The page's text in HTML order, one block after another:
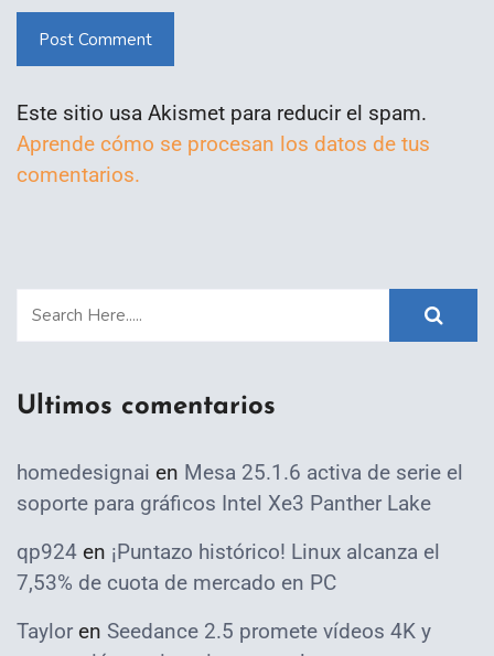
Post Comment
Este sitio usa Akismet para reducir el spam.
Aprende cómo se procesan los datos de tus
comentarios.
Ultimos comentarios
homedesignai en Mesa 25.1.6 activa de serie el
soporte para gráficos Intel Xe3 Panther Lake
qp924 en ¡Puntazo histórico! Linux alcanza el
7,53% de cuota de mercado en PC
Taylor en Seedance 2.5 promete vídeos 4K y